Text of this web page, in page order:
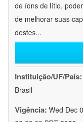
de íons de lítio,
de melhorar suas
destes...
Instituição/UF/País:
Brasil
Vigência: Wed Dec